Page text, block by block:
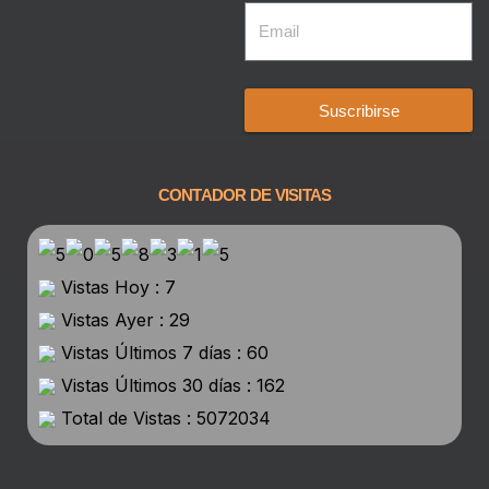
Suscribirse
CONTADOR DE VISITAS
Vistas Hoy : 7
Vistas Ayer : 29
Vistas Últimos 7 días : 60
Vistas Últimos 30 días : 162
Total de Vistas : 5072034